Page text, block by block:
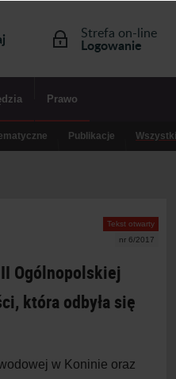
Strefa on-line
Logowanie
Prawo
Publikacje
Tekst otwarty
nr 6/2017
Ogólnopolskiej
która odbyła się
w Koninie oraz